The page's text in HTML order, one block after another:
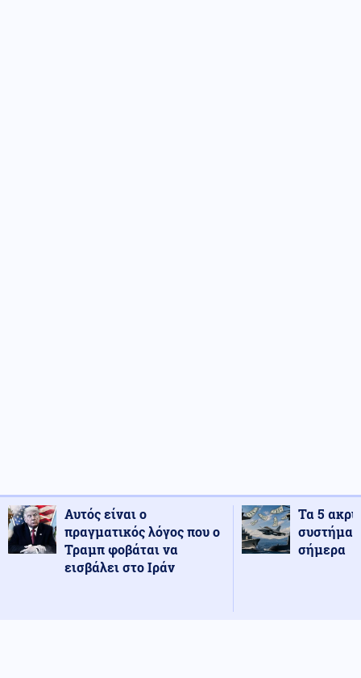
Αυτός είναι ο
πραγματικός λόγος που ο
Τραμπ φοβάται να
εισβάλει στο Ιράν
Τα 5
σήμερα